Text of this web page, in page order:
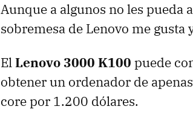
Aunque a algunos no les pueda
sobremesa de Lenovo me gusta
ElLenovo 3000 K100 puede
obtener un ordenador de
core por 1.200 dólares.